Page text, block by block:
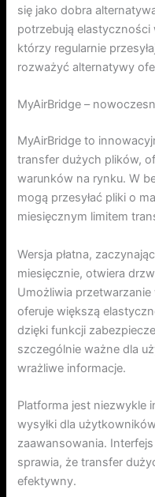
się jako dobra
potrzebują elastyczności
którzy regularnie
rozważyć alternatywy
MyAirBridge –
MyAirBridge to
transfer dużych plików,
warunków na rynku. W
mogą przesyłać pliki o
miesięcznym limitem
Wersja płatna,
miesięcznie, otwiera
Umożliwia
oferuje większą
dzięki funkcji
szczególnie ważne dla
wrażliwe informacje.
Platforma jest niezwykle
wysyłki dla
zaawansowania.
sprawia, że transfer
efektywny.